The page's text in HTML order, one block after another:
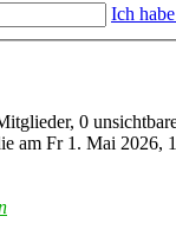
Ich
0
am Fr 1. Mai 2026,